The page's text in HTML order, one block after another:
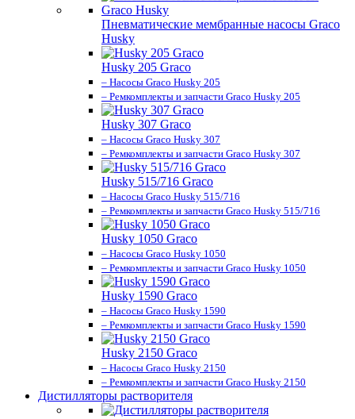
Пневматические мембранные насосы Graco
Husky
Husky 205 Graco
– Насосы Graco Husky 205
– Ремкомплекты и запчасти Graco Husky 205
Husky 307 Graco
– Насосы Graco Husky 307
– Ремкомплекты и запчасти Graco Husky 307
Husky 515/716 Graco
– Насосы Graco Husky 515/716
– Ремкомплекты и запчасти Graco Husky 515/716
Husky 1050 Graco
– Насосы Graco Husky 1050
– Ремкомплекты и запчасти Graco Husky 1050
Husky 1590 Graco
– Насосы Graco Husky 1590
– Ремкомплекты и запчасти Graco Husky 1590
Husky 2150 Graco
– Насосы Graco Husky 2150
– Ремкомплекты и запчасти Graco Husky 2150
Дистилляторы растворителя